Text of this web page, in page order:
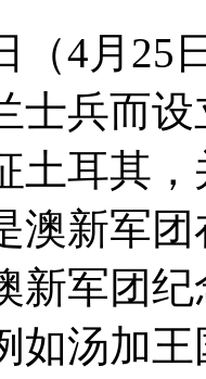
（4月25
士兵而
土耳其
澳新军
新军团
如汤加